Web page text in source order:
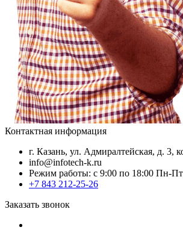
Контактная информация
г. Казань, ул. Адмиралтейская, д. 3,
info@infotech-k.ru
Режим работы: с 9:00 по 18:00 Пн-Пт
+7 843 212-25-26
Заказать звонок